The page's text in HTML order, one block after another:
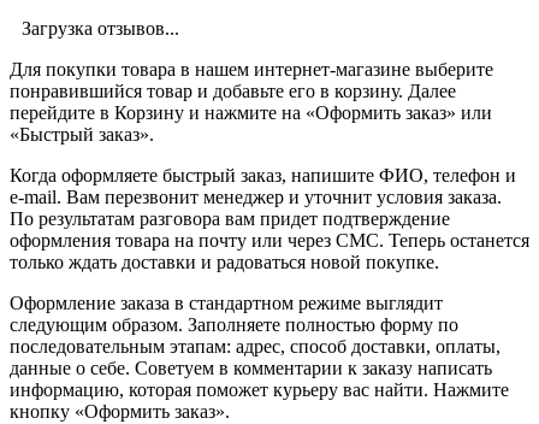
Загрузка отзывов...
Для покупки товара в нашем интернет-магазине выберите
понравившийся товар и добавьте его в корзину. Далее
перейдите в Корзину и нажмите на «Оформить заказ» или
«Быстрый заказ».
Когда оформляете быстрый заказ, напишите ФИО, телефон и
e-mail. Вам перезвонит менеджер и уточнит условия заказа.
По результатам разговора вам придет подтверждение
оформления товара на почту или через СМС. Теперь останется
только ждать доставки и радоваться новой покупке.
Оформление заказа в стандартном режиме выглядит
следующим образом. Заполняете полностью форму по
последовательным этапам: адрес, способ доставки, оплаты,
данные о себе. Советуем в комментарии к заказу написать
информацию, которая поможет курьеру вас найти. Нажмите
кнопку «Оформить заказ».